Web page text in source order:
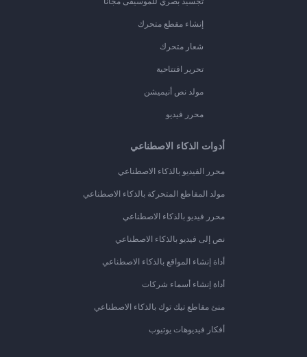
إنشاء مقطع متحرك
شعار متحرك
تحرير افتتاحية
مولد نص أنيميشن
محرر فيديو
أدوات الذكاء الاصطناعي
محرر الفيديو بالذكاء الاصطناعي
مولد المقاطع المتحركة بالذكاء الاصطناعي
محرر فيديو بالذكاء الاصطناعي
نص إلى فيديو بالذكاء الاصطناعي
أداة إنشاء المواقع بالذكاء الاصطناعي
أداة إنشاء أسماء شركات
منئ مقاطع تيك توك بالذكاء الاصطناعي
أفكار فيديوهات يوتيوب